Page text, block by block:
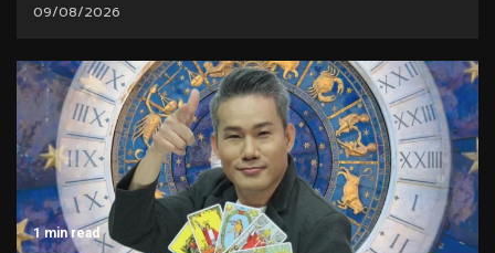
09/08/2026
1 min read